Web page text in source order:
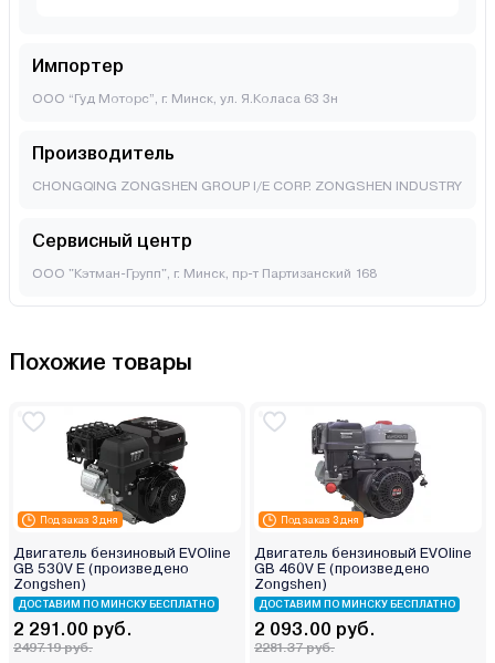
Импортер
ООО “Гуд Моторс”, г. Минск, ул. Я.Коласа 63 3н
Производитель
CHONGQING ZONGSHEN GROUP I/E CORP. ZONGSHEN INDUSTRY
Сервисный центр
ООО "Кэтман-Групп", г. Минск, пр-т Партизанский 168
Похожие товары
Под заказ 3 дня
Двигатель бензиновый EVOline
GB 530V E (произведено
Zongshen)
ДОСТАВИМ ПО МИНСКУ БЕСПЛАТНО
2 291.00 руб.
2497.19 руб.
Под заказ 3 дня
Двигатель бензиновый EVOline
GB 460V E (произведено
Zongshen)
ДОСТАВИМ ПО МИНСКУ БЕСПЛАТНО
2 093.00 руб.
2281.37 руб.